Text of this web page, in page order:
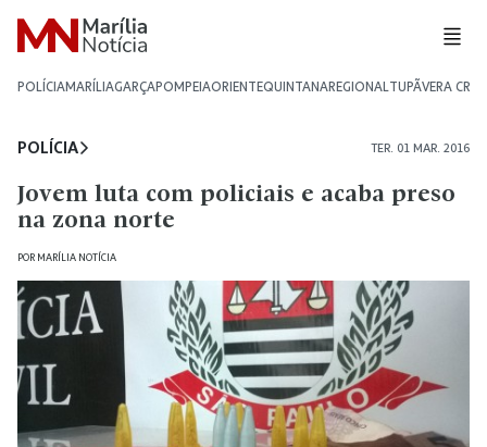
POLÍCIAMARÍLIAGARÇAPOMPEIAORIENTEQUINTANAREGIONALTUPÃVERA CRUZ
POLÍCIA TER. 01 MAR. 2016
Jovem luta com policiais e acaba preso
na zona norte
POR MARÍLIA NOTÍCIA